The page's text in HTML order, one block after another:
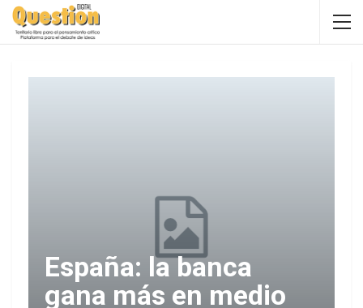
España: la banca
gana más en medio